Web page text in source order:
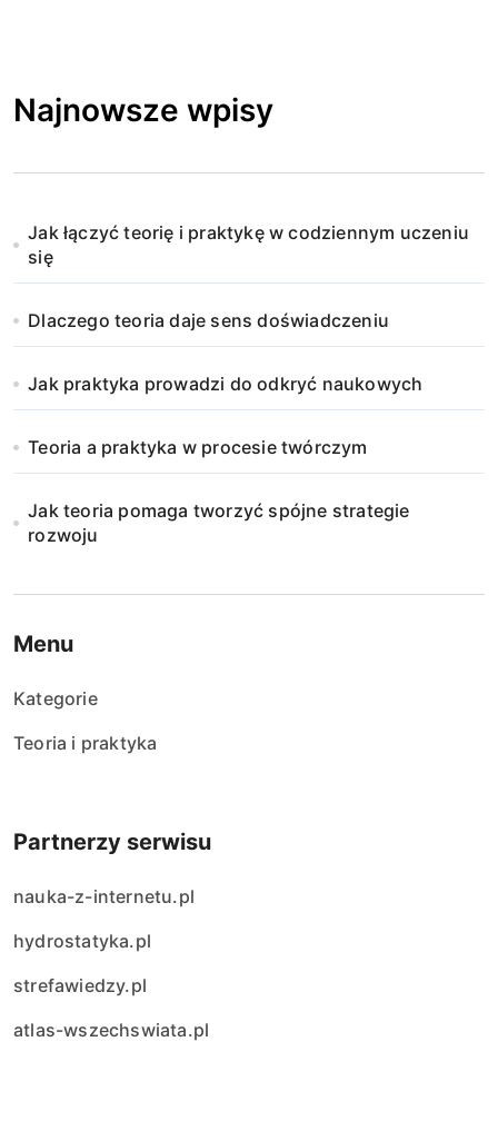
Najnowsze wpisy
Jak łączyć teorię i praktykę w codziennym uczeniu
się
Dlaczego teoria daje sens doświadczeniu
Jak praktyka prowadzi do odkryć naukowych
Teoria a praktyka w procesie twórczym
Jak teoria pomaga tworzyć spójne strategie
rozwoju
Menu
Kategorie
Teoria i praktyka
Partnerzy serwisu
nauka-z-internetu.pl
hydrostatyka.pl
strefawiedzy.pl
atlas-wszechswiata.pl